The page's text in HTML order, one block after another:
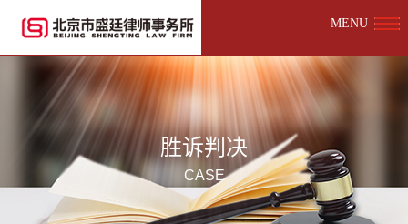
MENU
胜诉判决
CASE